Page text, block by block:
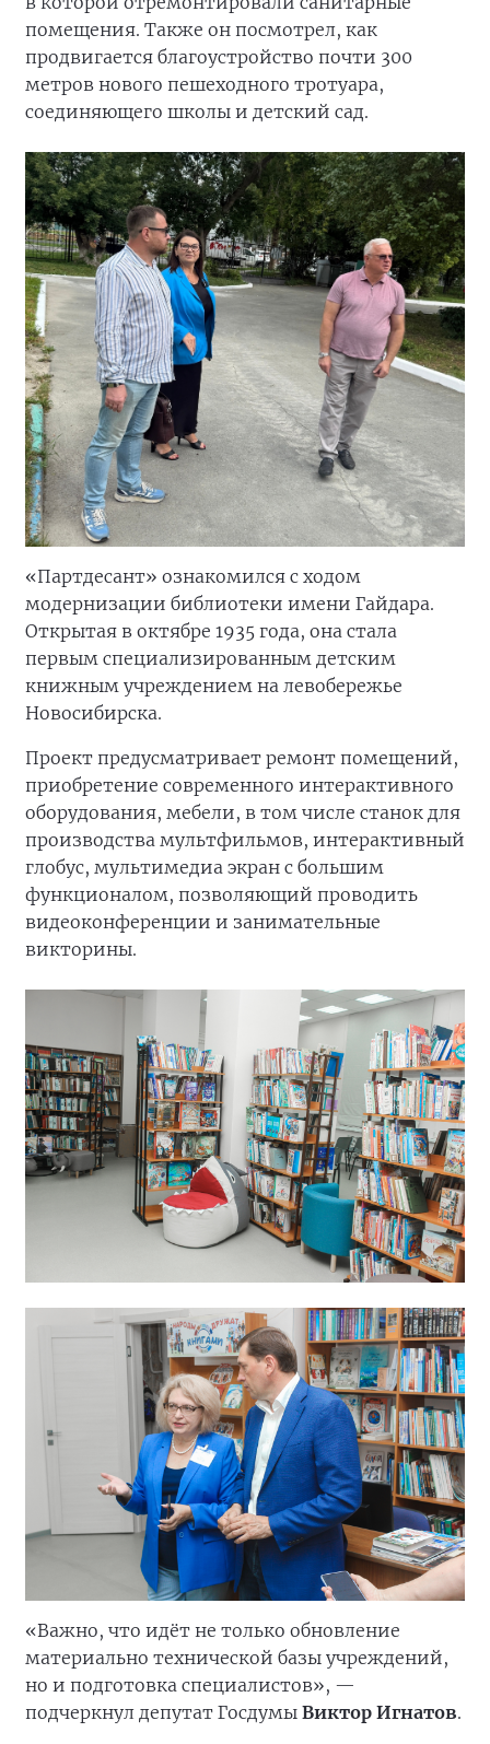
помещения. Также он посмотрел, как
продвигается благоустройство почти 300
метров нового пешеходного тротуара,
соединяющего школы и детский сад.
«Партдесант» ознакомился с ходом
модернизации библиотеки имени Гайдара.
Открытая в октябре 1935 года, она стала
первым специализированным детским
книжным учреждением на левобережье
Новосибирска.
Проект предусматривает ремонт помещений,
приобретение современного интерактивного
оборудования, мебели, в том числе станок для
производства мультфильмов, интерактивный
глобус, мультимедиа экран с большим
функционалом, позволяющий проводить
видеоконференции и занимательные
викторины.
«Важно, что идёт не только обновление
материально технической базы учреждений,
но и подготовка специалистов», —
подчеркнул депутат Госдумы Виктор Игнатов.